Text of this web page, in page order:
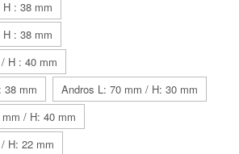
: 38 mm
: 38 mm
H : 40 mm
38 mm
Andros L: 70 mm / H: 30 mm
/ H: 40 mm
H: 22 mm